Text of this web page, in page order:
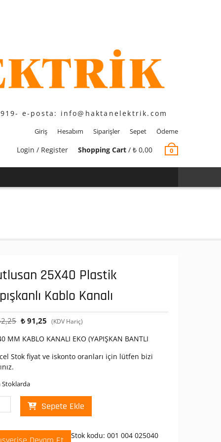
e-posta: info@haktanelektrik.com
Giriş Hesabım Siparişler Sepet Ödeme
Login / Register Shopping Cart / ₺ 0,00 0
25X40 Plastik
Kablo Kanalı
Orijinal
₺ 152,25.
₺ 91,25 Şu
fiyat:
₺ 91,25.
(KDV Hariç)
MM KABLO KANALI EKO (YAPIŞKAN BANTLI
Stok fiyat ve iskonto oranları için lütfen bizi
Stoklarda
Sepete Ekle
Stok kodu:001 004 025040